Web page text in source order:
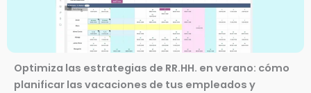
Optimiza las estrategias de RR.HH. en verano: cómo
planificar las vacaciones de tus empleados y